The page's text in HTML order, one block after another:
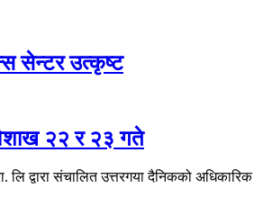
सेन्टर उत्कृष्ट
वैशाख २२ र २३ गते
लि द्वारा संचालित उत्तरगया दैनिकको अधिकारिक